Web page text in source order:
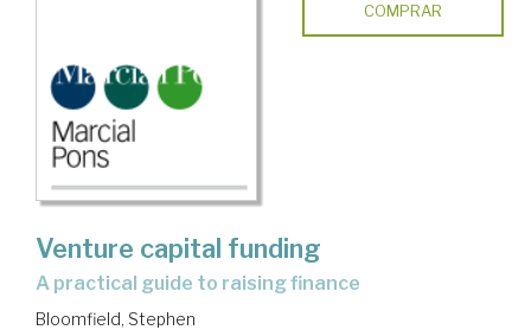
COMPRAR
Venture capital funding
a practical guide to raising finance
Bloomfield, Stephen